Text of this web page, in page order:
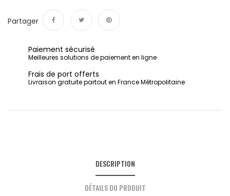
Partager
Paiement sécurisé
Meilleures solutions de paiement en ligne
Frais de port offerts
Livraison gratuite partout en France Métropolitaine
DESCRIPTION
DÉTAILS DU PRODUIT